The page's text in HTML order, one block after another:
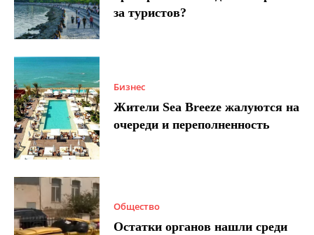
за туристов?
Бизнес
Жители Sea Breeze жалуются на
очереди и переполненность
Общество
Остатки органов нашли среди